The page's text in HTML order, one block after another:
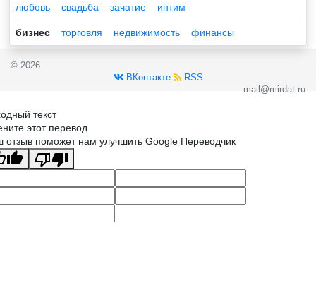
любовь свадьба зачатие интим
бизнес торговля недвижимость финансы
© 2026
ВКонтакте
RSS
mail@mirdat.ru
текст
этот перевод
отзыв поможет нам улучшить Google Переводчик